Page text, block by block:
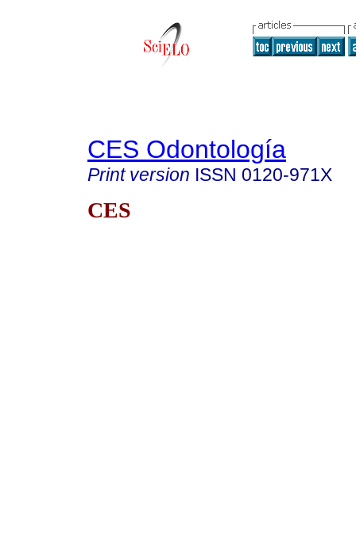
CES Odontología
Print version ISSN 0120-971X
CES